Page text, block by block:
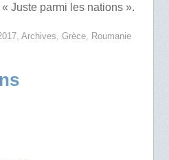
« Juste parmi les nations ».
, Archives, Grèce, Roumanie